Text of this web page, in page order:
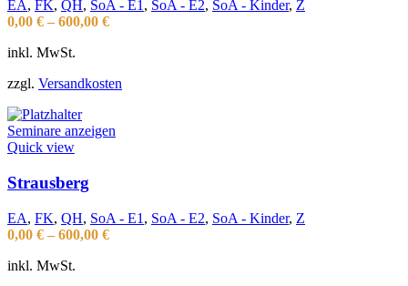
EA, FK, QH, SoA - E1 , SoA - E2, SoA - Kinder, Z
0,00 € – 600,00 €
inkl. MwSt.
zzgl. Versandkosten
Seminare anzeigen
Quick view
Strausberg
EA, FK, QH, SoA - E1 , SoA - E2, SoA - Kinder, Z
0,00 € – 600,00 €
inkl. MwSt.